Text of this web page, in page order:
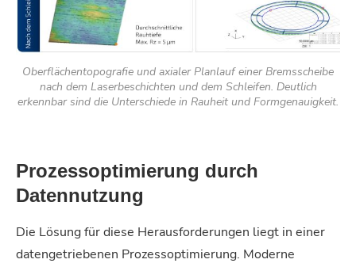
Oberflächentopografie und axialer Planlauf einer Bremsscheibe
nach dem Laserbeschichten und dem Schleifen. Deutlich
erkennbar sind die Unterschiede in Rauheit und Formgenauigkeit.
Prozessoptimierung durch
Datennutzung
Die Lösung für diese Herausforderungen liegt in einer
datengetriebenen Prozessoptimierung. Moderne